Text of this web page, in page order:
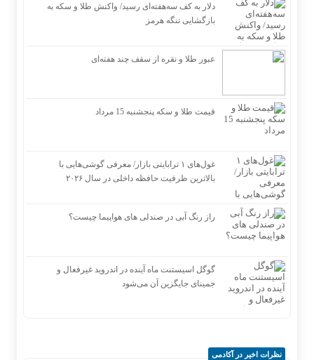
دلار به کف سه‌هفته‌ای رسید/ واکنش طلا و سکه به
بازگشایی تنگه هرمز
عبور طلا و نقره از سقف چند هفته‌ای
قیمت طلا و سکه پنجشنبه 15 مرداد
غول‌های ۱ ترابایتی بازار/ معرفی گوشی‌هایی با
بالاترین ظرفیت حافظه داخلی در سال ۲۰۲۶
راز رنگ آبی در صندلی های هواپیما چیست؟
گوگل اسیستنت ماه آینده در اندروید غیرفعال و
جمینای جایگزین آن می‌شود
نظرات اخیر در آکادمی